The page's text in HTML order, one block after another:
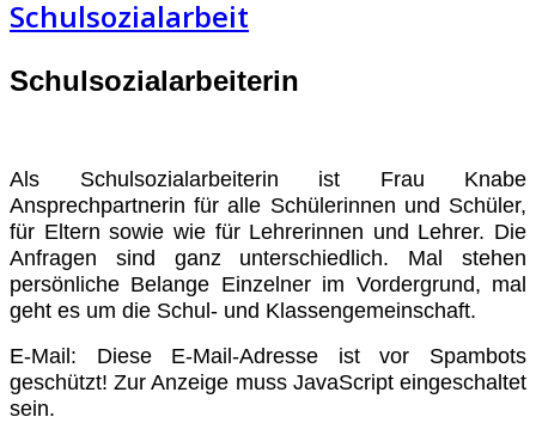
Schulsozialarbeit
Schulsozialarbeiterin
Als Schulsozialarbeiterin ist Frau Knabe
Ansprechpartnerin für alle Schülerinnen und Schüler,
für Eltern sowie wie für Lehrerinnen und Lehrer. Die
Anfragen sind ganz unterschiedlich. Mal stehen
persönliche Belange Einzelner im Vordergrund, mal
geht es um die Schul- und Klassengemeinschaft.
E-Mail: Diese E-Mail-Adresse ist vor Spambots
geschützt! Zur Anzeige muss JavaScript eingeschaltet
sein.